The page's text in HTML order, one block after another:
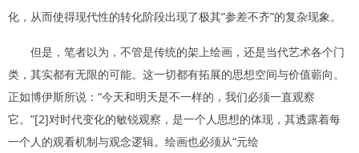
化，从而使得现代性的转化阶段出现了极其“参差不齐”的复杂现象。
但是，笔者以为，不管是传统的架上绘画，还是当代艺术各个门
类，其实都有无限的可能。这一切都有拓展的思想空间与价值蘄向。
正如博伊斯所说：“今天和明天是不一样的，我们必须一直观察
它。”[2]对时代变化的敏锐观察，是一个人思想的体现，其透露着每
一个人的观看机制与观念逻辑。绘画也必须从“元绘